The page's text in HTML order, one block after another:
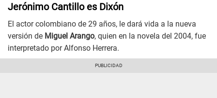
Jerónimo Cantillo es Dixón
El actor colombiano de 29 años, le dará vida a la nueva
versión de Miguel Arango, quien en la novela del 2004, fue
interpretado por Alfonso Herrera.